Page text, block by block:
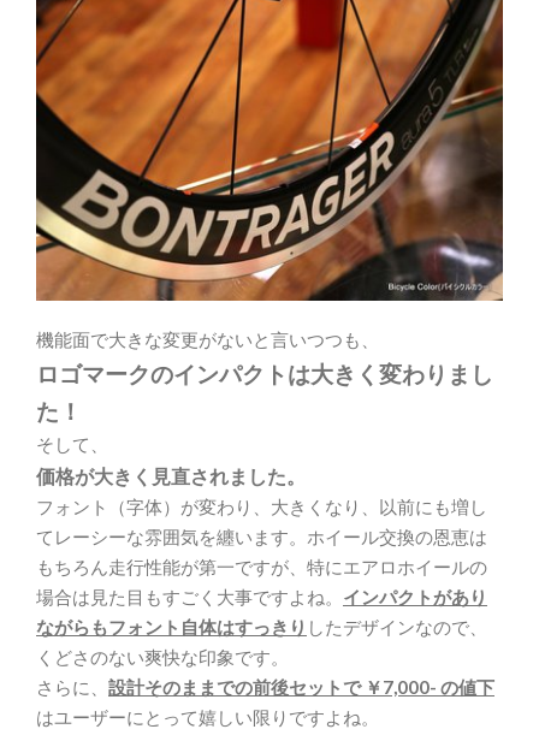
機能面で大きな変更がないと言いつつも、
ロゴマークのインパクトは大きく変わりまし
た！
そして、
価格が大きく見直されました。
フォント（字体）が変わり、大きくなり、以前にも増し
てレーシーな雰囲気を纏います。ホイール交換の恩恵は
もちろん走行性能が第一ですが、特にエアロホイールの
場合は見た目もすごく大事ですよね。 インパクトがあり
ながらもフォント自体はすっきり したデザインなので、
くどさのない爽快な印象です。
さらに、 設計そのままでの前後セットで ￥7,000- の値下
はユーザーにとって嬉しい限りですよね。